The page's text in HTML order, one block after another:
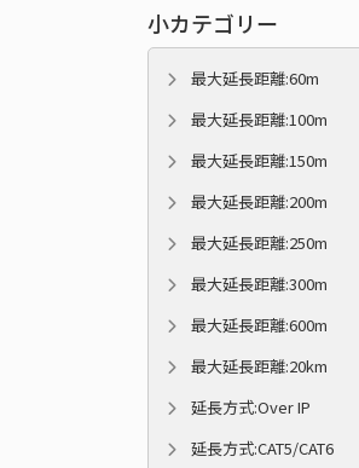
小カテゴリー
最大延長距離:60m
最大延長距離:100m
最大延長距離:150m
最大延長距離:200m
最大延長距離:250m
最大延長距離:300m
最大延長距離:600m
最大延長距離:20km
延長方式:Over IP
延長方式:CAT5/CAT6